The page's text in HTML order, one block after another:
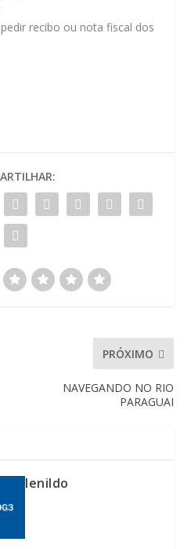
recibo ou nota fiscal dos
PRÓXIMO
NAVEGANDO NO RIO
PARAGUAI
lenildo